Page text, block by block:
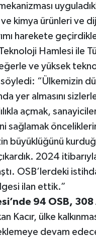
ve kimya ürünleri ve
harekete
Hamlesi ile
ve yüksek
“Ülkemizin
yer almasını
açmak,
sağlamak
büyüklüğünü
2024
OSB’lerdeki
ilan ettik.”
94 OSB,
Kacır, ülke
devam